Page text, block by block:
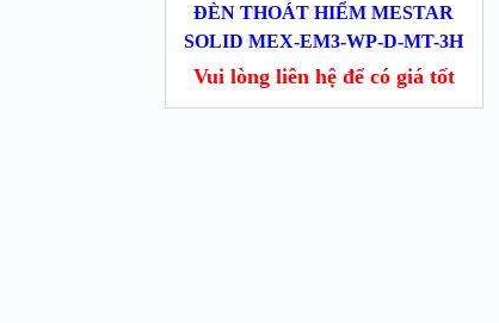
ĐÈN THOÁT HIỂM MESTAR
SOLID MEX-EM3-WP-D-MT-3H
Vui lòng liên hệ để có giá tốt